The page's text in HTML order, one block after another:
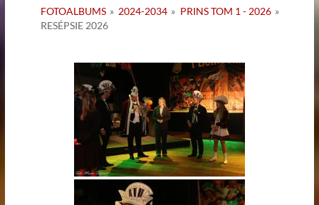
FOTOALBUMS » 2024-2034 » PRINS TOM 1 - 2026 »
RESÉPSIE 2026